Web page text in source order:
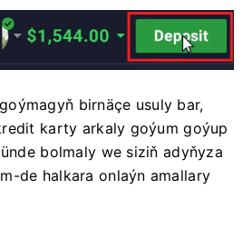
birnäçe usuly bar,
karty arkaly goýum goýup
bolmaly we siziň adyňyza
de halkara onlaýn amallary